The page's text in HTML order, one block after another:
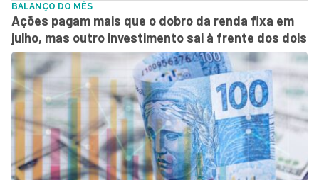
BALANÇO DO MÊS
Ações pagam mais que o dobro da renda fixa em
julho, mas outro investimento sai à frente dos dois